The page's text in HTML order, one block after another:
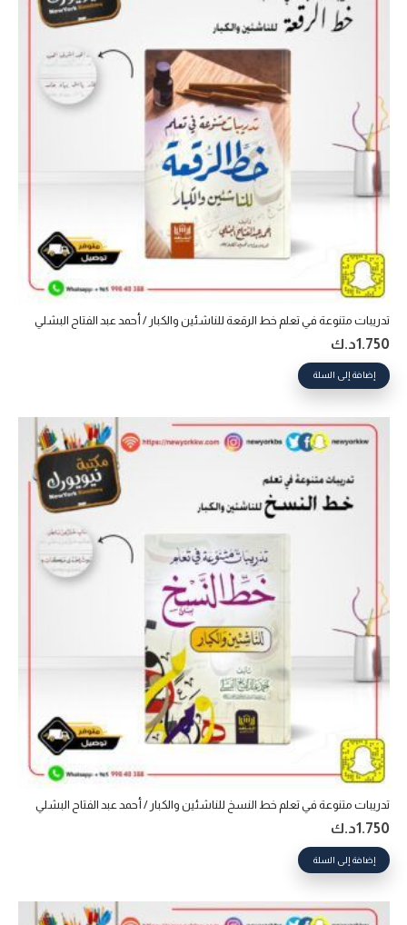
تدريبات متنوعة في تعلم خط الرقعة للناشئين والكبار / أحمد عبد الفتاح البشلي
1.750د.ك
إضافة إلى السلة
تدريبات متنوعة في تعلم خط النسخ للناشئين والكبار / أحمد عبد الفتاح البشلي
1.750د.ك
إضافة إلى السلة